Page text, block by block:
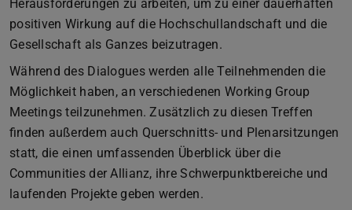
Herausforderungen zu arbeiten, um zu einer dauerhaften
positiven Wirkung auf die Hochschullandschaft und die
Gesellschaft als Ganzes beizutragen.
Während des Dialogues werden alle Teilnehmenden die
Möglichkeit haben, an verschiedenen Working Group
Meetings teilzunehmen. Zusätzlich zu diesen Treffen
finden außerdem auch Querschnitts- und Plenarsitzungen
statt, die einen umfassenden Überblick über die
Communities der Allianz, ihre Schwerpunktbereiche und
laufenden Projekte geben werden.